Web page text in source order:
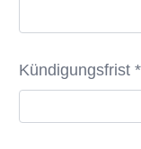
Kündigungsfrist *